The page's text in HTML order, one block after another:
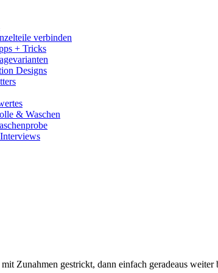
verbinden
+ Tricks
Designs
& Waschen
Zunahmen gestrickt, dann einfach geradeaus